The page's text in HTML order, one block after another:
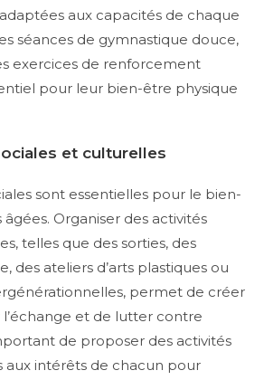
aux capacités de chaque
séances de gymnastique douce,
exercices de renforcement
pour leur bien-être physique
et culturelles
sont essentielles pour le bien-
Organiser des activités
telles que des sorties, des
des ateliers d’arts plastiques ou
permet de créer
l’échange et de lutter contre
de proposer des activités
aux intérêts de chacun pour